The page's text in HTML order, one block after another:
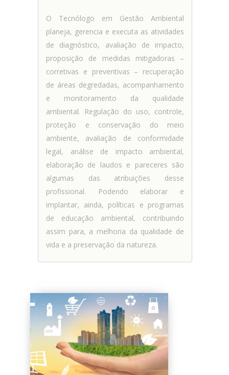
O Tecnólogo em Gestão Ambiental
planeja, gerencia e executa as atividades
de diagnóstico, avaliação de impacto,
proposição de medidas mitigadoras –
corretivas e preventivas – recuperação
de áreas degredadas, acompanhamento
e monitoramento da qualidade
ambiental. Regulação do uso, controle,
proteção e conservação do meio
ambiente, avaliação de conformidade
legal, análise de impacto ambiental,
elaboração de laudos e pareceres são
algumas das atribuições desse
profissional. Podendo elaborar e
implantar, ainda, políticas e programas
de educação ambiental, contribuindo
assim para, a melhoria da qualidade de
vida e a preservação da natureza.